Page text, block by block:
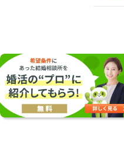
お
見
合
い
に